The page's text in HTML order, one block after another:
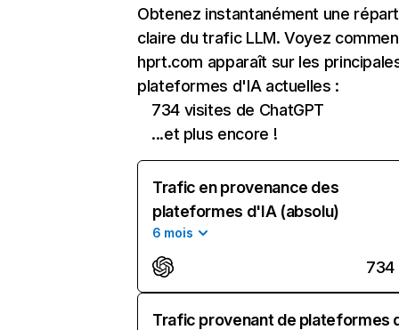
Obtenez instantanément une
claire du trafic LLM. Voyez
hprt.com apparaît sur les
plateformes d'IA actuelles :
734 visites de ChatGPT
...et plus encore !
Trafic en provenance des
plateformes d'IA (absolu)
6 mois
734
Trafic provenant de plateformes